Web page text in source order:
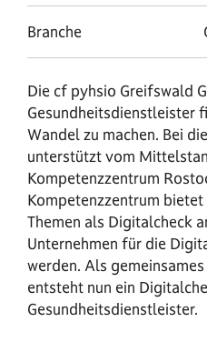
Branche
Die cf pyhsio Greifswald
Gesundheitsdienstleister
Wandel zu machen. Bei
unterstützt vom
Kompetenzzentrum
Kompetenzzentrum
Themen als Digitalcheck
Unternehmen für die
werden. Als
entsteht nun ein
Gesundheitsdienstleister.